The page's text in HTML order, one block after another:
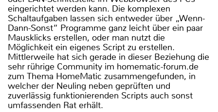
eingerichtet werden kann. Die komplexen
Schaltaufgaben lassen sich entweder über „Wenn-
Dann-Sonst“ Programme ganz leicht über ein paar
Mausklicks erstellen, oder man nutzt die
Möglichkeit ein eigenes Script zu erstellen.
Mittlerweile hat sich gerade in dieser Beziehung die
sehr rührige Community im homematic-forum.de
zum Thema HomeMatic zusammengefunden, in
welcher der Neuling neben geprüften und
zuverlässig funktionierenden Scripts auch sonst
umfassenden Rat erhält.